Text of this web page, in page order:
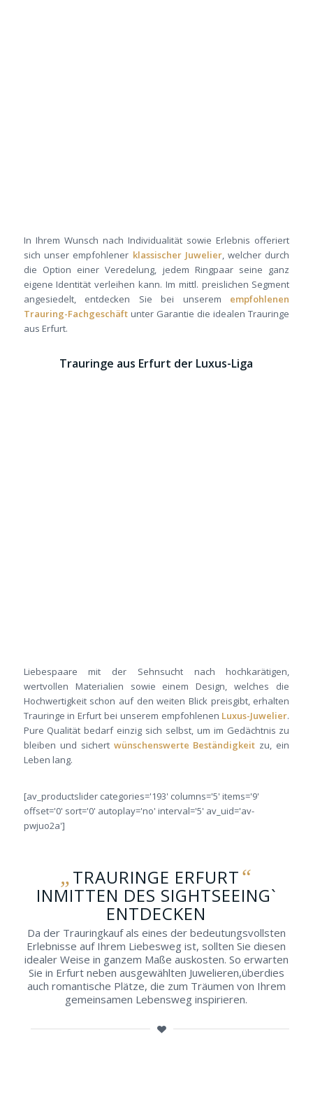
In Ihrem Wunsch nach Individualität sowie Erlebnis offeriert
sich unser empfohlener klassischer Juwelier, welcher durch
die Option einer Veredelung, jedem Ringpaar seine ganz
eigene Identität verleihen kann. Im mittl. preislichen Segment
angesiedelt, entdecken Sie bei unserem empfohlenen
Trauring-Fachgeschäftunter Garantie die idealen Trauringe
aus Erfurt.
Trauringe aus Erfurt der Luxus-Liga
Liebespaare mit der Sehnsucht nach hochkarätigen,
wertvollen Materialien sowie einem Design, welches die
Hochwertigkeit schon auf den weiten Blick preisgibt, erhalten
Trauringe in Erfurt bei unserem empfohlenen Luxus-Juwelier.
Pure Qualität bedarf einzig sich selbst, um im Gedächtnis zu
bleiben und sichert wünschenswerte Beständigkeit zu, ein
Leben lang.
[av_productslider categories='193' columns='5' items='9'
offset='0' sort='0' autoplay='no' interval='5' av_uid='av-
pwjuo2a']
„TRAURINGE ERFURT“
INMITTEN DES SIGHTSEEING`
ENTDECKEN
Da der Trauringkauf als eines der bedeutungsvollsten
Erlebnisse auf Ihrem Liebesweg ist, sollten Sie diesen
idealer Weise in ganzem Maße auskosten. So erwarten
Sie in Erfurt neben ausgewählten Juwelieren,überdies
auch romantische Plätze, die zum Träumen von Ihrem
gemeinsamen Lebensweg inspirieren.